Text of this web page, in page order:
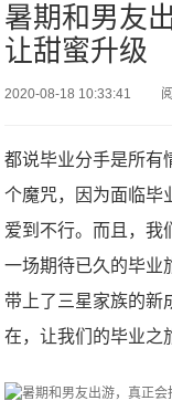
暑期和男友
让甜蜜升级
2020-08-18 10:33:41
都说毕业分手是所有
个魔咒，因为面临毕
爱到不行。而且，我
一场期待已久的毕业
带上了三星家族的新
在，让我们的毕业之